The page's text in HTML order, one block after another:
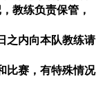
教练负责保管，
之内向本队教练请
比赛，有特殊情况